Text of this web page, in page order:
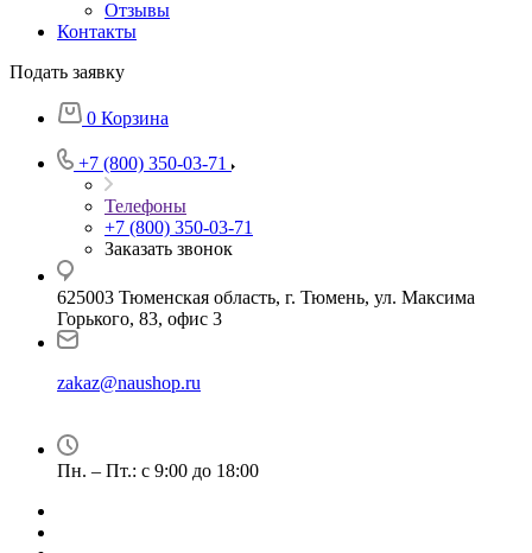
Отзывы
Контакты
Подать заявку
0 Корзина
+7 (800) 350-03-71
Телефоны
+7 (800) 350-03-71
Заказать звонок
625003 Тюменская область, г. Тюмень, ул. Максима
Горького, 83, офис 3
zakaz@naushop.ru
Пн. – Пт.: с 9:00 до 18:00